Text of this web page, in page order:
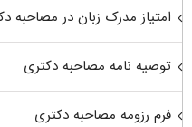
امتیاز مدرک زبان در مصاحبه
توصیه نامه مصاحبه دکتری
فرم رزومه مصاحبه دکتری